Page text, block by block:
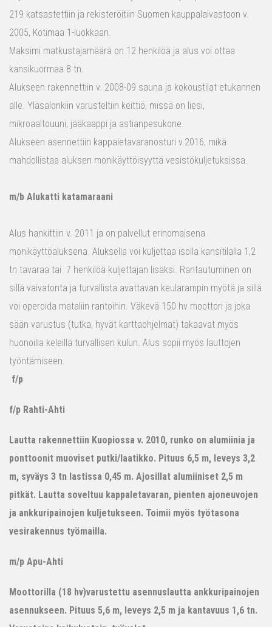
219 katsastettiin ja rekisteröitiin Suomen kauppalaivastoon v.
2005, Kotimaa 1-luokkaan.
Maksimi matkustajamäärä on 12 henkilöä ja alus voi ottaa
kansikuormaa 8 tn.
Alukseen rakennettiin v. 2008-09 sauna ja kokoustilat etukannen
alle. Yläsalonkiin varusteltiin keittiö, missä on liesi,
mikroaaltouuni, jääkaappi ja astianpesukone.
Alukseen asennettiin kappaletavaranosturi v.2016, mikä
mahdollistaa aluksen monikäyttöisyyttä vesistökuljetuksissa.
m/b Alukatti katamaraani
Alus hankittiin v. 2011 ja on palvellut erinomaisena
monikäyttöaluksena. Aluksella voi kuljettaa isolla kansitilalla 1,2
tn tavaraa tai 7 henkilöä kuljettajan lisäksi. Rantautuminen on
sillä vaivatonta ja turvallista avattavan keularampin myötä ja sillä
voi operoida mataliin rantoihin. Väkevä 150 hv moottori ja joka
sään varustus (tutka, hyvät karttaohjelmat) takaavat myös
huonoilla keleillä turvallisen kulun. Alus sopii myös lauttojen
työntämiseen.
f/p
f/p Rahti-Ahti
Lautta rakennettiin Kuopiossa v. 2010, runko on alumiinia ja
ponttoonit muoviset putki/laatikko. Pituus 6,5 m, leveys 3,2
m, syväys 3 tn lastissa 0,45 m. Ajosillat alumiiniset 2,5 m
pitkät. Lautta soveltuu kappaletavaran, pienten ajoneuvojen
ja ankkuripainojen kuljetukseen. Toimii myös työtasona
vesirakennus työmailla.
m/p Apu-Ahti
Moottorilla (18 hv)varustettu asennuslautta ankkuripainojen
asennukseen. Pituus 5,6 m, leveys 2,5 m ja kantavuus 1,6 tn.